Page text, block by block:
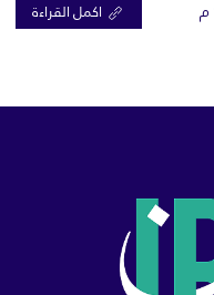
اكمل القراءة